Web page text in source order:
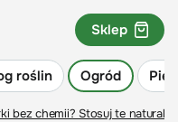
roślin Ogród
Sklep
bez chemii? Stosuj te